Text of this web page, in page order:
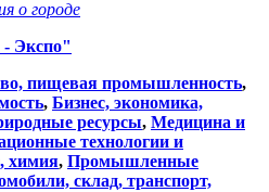
о городе
Экспо"
пищевая промышленность,
, Бизнес, экономика,
ресурсы, Медицина и
технологии и
химия, Промышленные
склад, транспорт,